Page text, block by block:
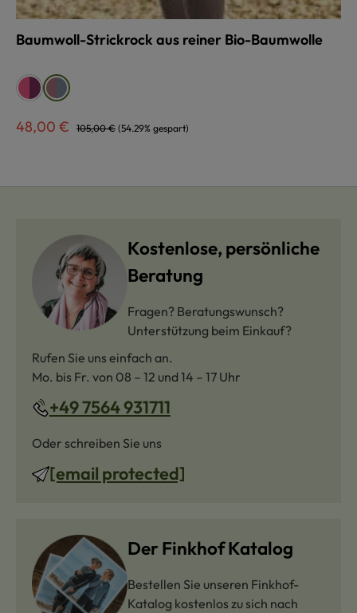
Baumwoll-Strickrock aus reiner Bio-Baumwolle
Farbe auswählen
brombeer/pink
brombeer/pink
buntbunt
Verkaufspreis:
48,00 € Regulärer Preis:
105,00 € (54.29% gespart)
Kostenlose, persönliche
Beratung
Fragen? Beratungswunsch?
Unterstützung beim Einkauf?
Rufen Sie uns einfach an.
Mo. bis Fr. von 08 – 12 und 14 – 17 Uhr
+49 7564 931711
Oder schreiben Sie uns
[email protected]
Der Finkhof Katalog
Bestellen Sie unseren Finkhof-
Katalog kostenlos zu sich nach